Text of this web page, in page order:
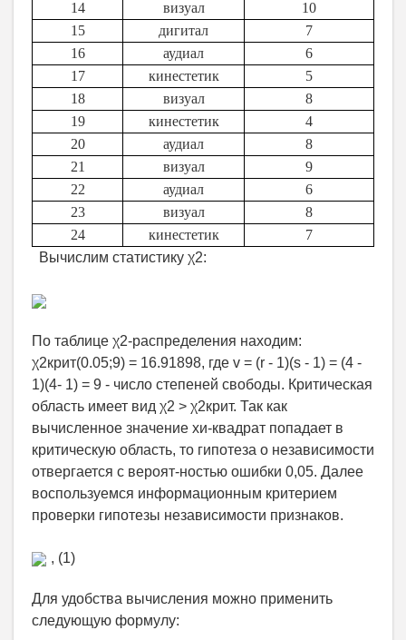
14 визуал
10
15
дигитал
7
16
аудиал
6
17
кинестетик
5
18
визуал
8
19
кинестетик
4
20
аудиал
8
21
визуал
9
22
аудиал
6
23
визуал
8
24
кинестетик
7
Вычислим статистику χ2:
По таблице χ2-распределения находим:
χ2крит(0.05;9) = 16.91898, где v = (r - 1)(s - 1) = (4 -
1)(4- 1) = 9 - число степеней свободы. Критическая
область имеет вид χ2 > χ2крит. Так как
вычисленное значение хи-квадрат попадает в
критическую область, то гипотеза о независимости
отвергается с вероят-ностью ошибки 0,05. Далее
воспользуемся информационным критерием
проверки гипотезы независимости признаков.
, (1)
Для удобства вычисления можно применить
следующую формулу: